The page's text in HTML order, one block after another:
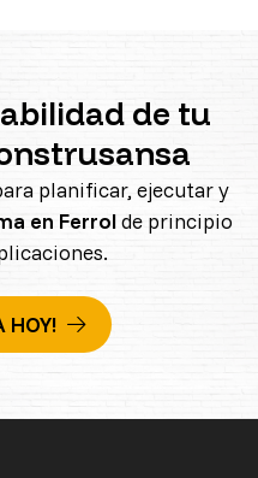
de tu
planificar, ejecutar y
en Ferrolde principio
HOY!